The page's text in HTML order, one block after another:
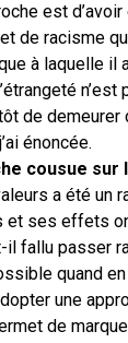
est
de racisme
à laquelle il
n’est
de demeurer
énoncée.
cousue sur
a été un
et ses effets
il fallu passer
quand
une
de